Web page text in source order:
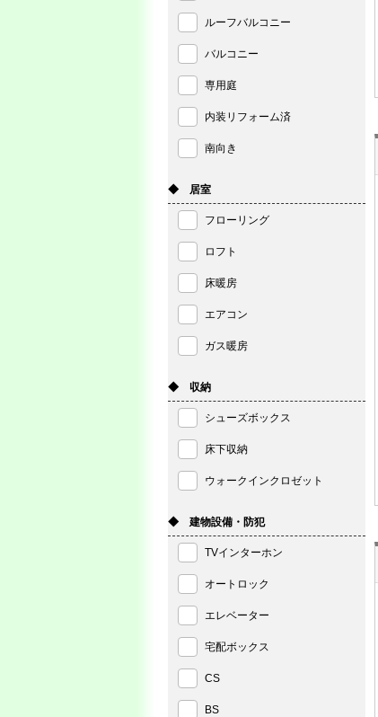
ルーフバルコニー
バルコニー
専用庭
内装リフォーム済
南向き
◆ 居室
フローリング
ロフト
床暖房
エアコン
ガス暖房
◆ 収納
シューズボックス
床下収納
ウォークインクロゼット
◆ 建物設備・防犯
TVインターホン
オートロック
エレベーター
宅配ボックス
CS
BS